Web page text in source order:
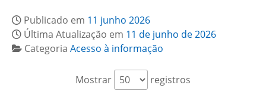
Publicado em 11 junho 2026
Última Atualização em 11 de junho de 2026
Categoria Acesso à informação
Mostrar registros